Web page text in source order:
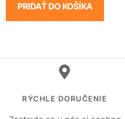
PRIDAŤ DO KOŠÍKA
RÝCHLE DORUČENIE